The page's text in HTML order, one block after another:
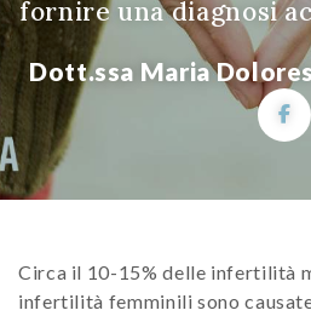
fornire una diagnosi
Dott.ssa Maria
Circa il 10-15% delle infertilità
infertilità femminili sono